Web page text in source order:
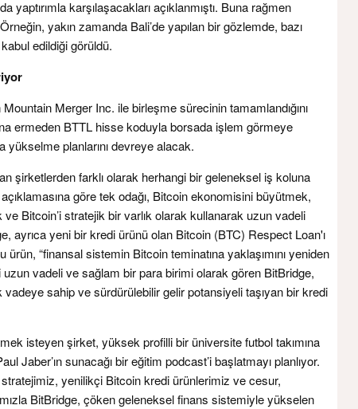
yaptırımla karşılaşacakları açıklanmıştı. Buna rağmen
yakın zamanda Bali’de yapılan bir gözlemde, bazı
edildiği görüldü.
Merger Inc. ile birleşme sürecinin tamamlandığını
ermeden BTTL hisse koduyla borsada işlem görmeye
yükselme planlarını devreye alacak.
şirketlerden farklı olarak herhangi bir geleneksel iş koluna
açıklamasına göre tek odağı, Bitcoin ekonomisini büyütmek,
Bitcoin’i stratejik bir varlık olarak kullanarak uzun vadeli
ayrıca yeni bir kredi ürünü olan Bitcoin (BTC) Respect Loan'ı
ürün, “finansal sistemin Bitcoin teminatına yaklaşımını yeniden
uzun vadeli ve sağlam bir para birimi olarak gören BitBridge,
vadeye sahip ve sürdürülebilir gelir potansiyeli taşıyan bir kredi
isteyen şirket, yüksek profilli bir üniversite futbol takımına
Jaber’ın sunacağı bir eğitim podcast’i başlatmayı planlıyor.
yenilikçi Bitcoin kredi ürünlerimiz ve cesur,
BitBridge, çöken geleneksel finans sistemiyle yükselen